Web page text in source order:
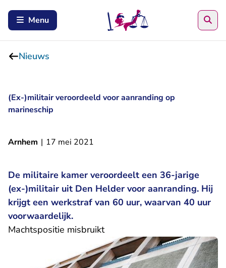
Menu
Nieuws
(Ex-)militair veroordeeld voor aanranding op
marineschip
Arnhem | 17 mei 2021
De militaire kamer veroordeelt een 36-jarige
(ex-)militair uit Den Helder voor aanranding. Hij
krijgt een werkstraf van 60 uur, waarvan 40 uur
voorwaardelijk.
Machtspositie misbruikt